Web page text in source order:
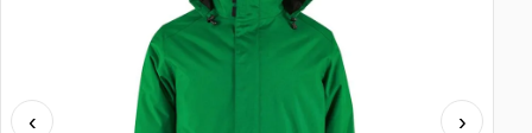
‹ ›